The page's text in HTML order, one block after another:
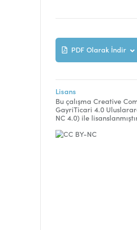
PDF Olarak İndir
Lisans
Bu çalışma Creative
GayriTicari 4.0
NC 4.0) ile